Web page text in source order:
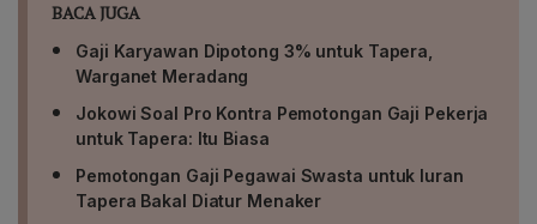
BACA JUGA
Gaji Karyawan Dipotong 3% untuk Tapera,
Warganet Meradang
Jokowi Soal Pro Kontra Pemotongan Gaji Pekerja
untuk Tapera: Itu Biasa
Pemotongan Gaji Pegawai Swasta untuk Iuran
Tapera Bakal Diatur Menaker